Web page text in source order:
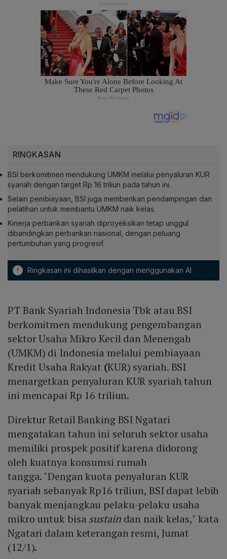
RINGKASAN
BSI berkomitmen mendukung UMKM melalui penyaluran KUR
syariah dengan target Rp 16 triliun pada tahun ini.
Selain pembiayaan, BSI juga memberikan pendampingan dan
pelatihan untuk membantu UMKM naik kelas.
Kinerja perbankan syariah diproyeksikan tetap unggul
dibandingkan perbankan nasional, dengan peluang
pertumbuhan yang progresif.
! Ringkasan ini dihasilkan dengan menggunakan AI
PT Bank Syariah Indonesia Tbk atau BSI
berkomitmen mendukung pengembangan
sektor Usaha Mikro Kecil dan Menengah
(UMKM) di Indonesia melalui pembiayaan
Kredit Usaha Rakyat (KUR) syariah. BSI
menargetkan penyaluran KUR syariah tahun
ini mencapai Rp 16 triliun.
Direktur Retail Banking BSI Ngatari
mengatakan tahun ini seluruh sektor usaha
memiliki prospek positif karena didorong
oleh kuatnya konsumsi rumah
tangga. "Dengan kuota penyaluran KUR
syariah sebanyak Rp16 triliun, BSI dapat lebih
banyak menjangkau pelaku-pelaku usaha
mikro untuk bisa sustaindan naik kelas," kata
Ngatari dalam keterangan resmi, Jumat
(12/1).